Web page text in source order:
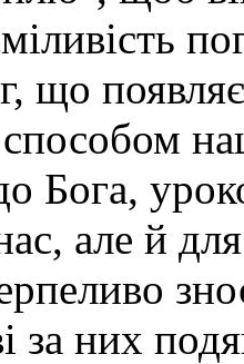
що
Бога,
але й
за них